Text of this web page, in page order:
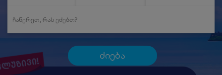
ძიება